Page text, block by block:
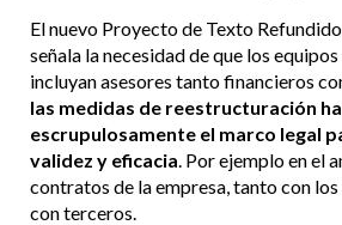
El nuevo Proyecto de Texto
señala la necesidad de que los
incluyan asesores tanto financieros
las medidas de reestructuración
escrupulosamente el marco legal
validez y eficacia. Por ejemplo en el
contratos de la empresa, tanto con
con terceros.